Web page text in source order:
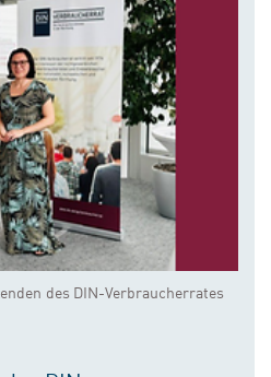
des DIN-Verbraucherrates